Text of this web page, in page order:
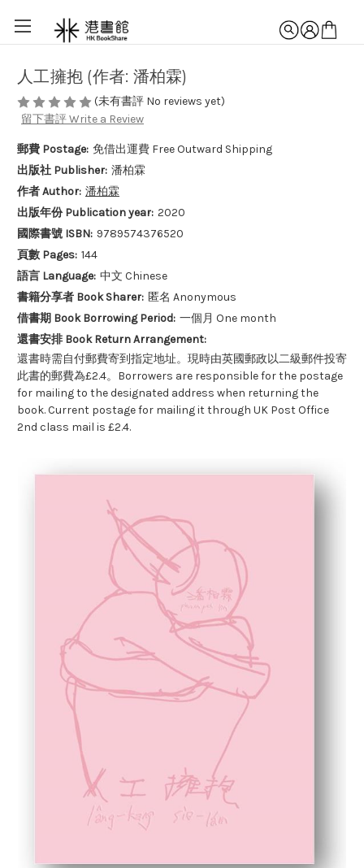
人工擁抱 (作者: 潘柏霖)
(未有書評 No reviews yet)
留下書評 Write a Review
郵費 Postage: 免借出運費 Free Outward Shipping
出版社 Publisher: 潘柏霖
作者 Author: 潘柏霖
出版年份 Publication year: 2020
國際書號 ISBN: 9789574376520
頁數 Pages: 144
語言 Language: 中文 Chinese
書籍分享者 Book Sharer: 匿名 Anonymous
借書期 Book Borrowing Period: 一個月 One month
還書安排 Book Return Arrangement:
還書時需自付郵費寄到指定地址。現時由英國郵政以二級郵件投寄
此書的郵費為£2.4。Borrowers are responsible for the postage
for mailing to the designated address when returning the
book. Current postage for mailing it through UK Post Office
2nd class mail is £2.4.